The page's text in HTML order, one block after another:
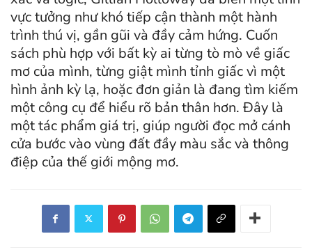
vực tưởng như khó tiếp cận thành một hành
trình thú vị, gần gũi và đầy cảm hứng. Cuốn
sách phù hợp với bất kỳ ai từng tò mò về giấc
mơ của mình, từng giật mình tỉnh giấc vì một
hình ảnh kỳ lạ, hoặc đơn giản là đang tìm kiếm
một công cụ để hiểu rõ bản thân hơn. Đây là
một tác phẩm giá trị, giúp người đọc mở cánh
cửa bước vào vùng đất đầy màu sắc và thông
điệp của thế giới mộng mơ.